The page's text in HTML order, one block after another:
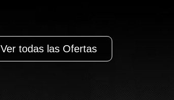
Ver todas las Ofertas